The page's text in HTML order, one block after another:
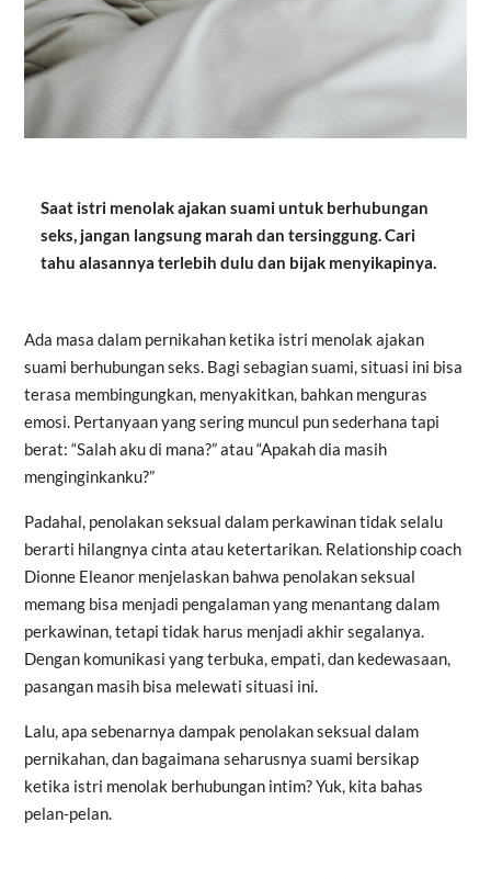
Saat istri menolak ajakan suami untuk berhubungan
seks, jangan langsung marah dan tersinggung. Cari
tahu alasannya terlebih dulu dan bijak menyikapinya.
Ada masa dalam pernikahan ketika istri menolak ajakan
suami berhubungan seks. Bagi sebagian suami, situasi ini bisa
terasa membingungkan, menyakitkan, bahkan menguras
emosi. Pertanyaan yang sering muncul pun sederhana tapi
berat: “Salah aku di mana?” atau “Apakah dia masih
menginginkanku?”
Padahal, penolakan seksual dalam perkawinan tidak selalu
berarti hilangnya cinta atau ketertarikan. Relationship coach
Dionne Eleanor menjelaskan bahwa penolakan seksual
memang bisa menjadi pengalaman yang menantang dalam
perkawinan, tetapi tidak harus menjadi akhir segalanya.
Dengan komunikasi yang terbuka, empati, dan kedewasaan,
pasangan masih bisa melewati situasi ini.
Lalu, apa sebenarnya dampak penolakan seksual dalam
pernikahan, dan bagaimana seharusnya suami bersikap
ketika istri menolak berhubungan intim? Yuk, kita bahas
pelan-pelan.